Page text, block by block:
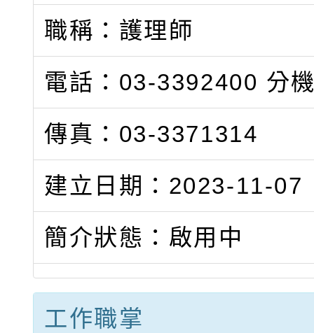
職稱：護理師
電話：03-3392400 分
傳真：03-3371314
建立日期：2023-11-07
簡介狀態：啟用中
工作職掌